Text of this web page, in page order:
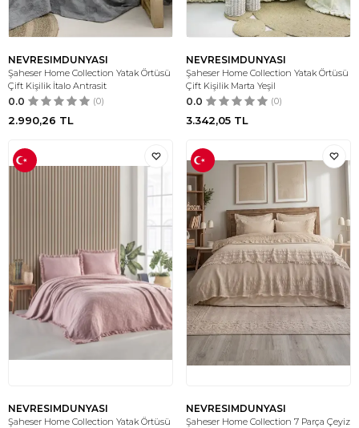
NEVRESIMDUNYASI
Şaheser Home Collection Yatak Örtüsü
Çift Kişilik İtalo Antrasit
0.0 (0)
2.990,26 TL
NEVRESIMDUNYASI
Şaheser Home Collection Yatak Örtüsü
Çift Kişilik Marta Yeşil
0.0 (0)
3.342,05 TL
NEVRESIMDUNYASI
Şaheser Home Collection Yatak Örtüsü
NEVRESIMDUNYASI
Şaheser Home Collection 7 Parça Çeyiz